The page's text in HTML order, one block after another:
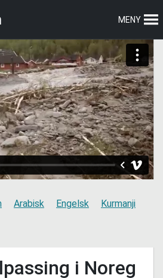
MENY
Arabisk Engelsk
Kurmanji
i Noreg